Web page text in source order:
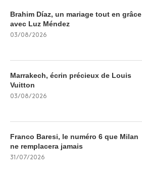
Brahim Díaz, un mariage tout en grâce
avec Luz Méndez
03/08/2026
Marrakech, écrin précieux de Louis
Vuitton
03/08/2026
Franco Baresi, le numéro 6 que Milan
ne remplacera jamais
31/07/2026